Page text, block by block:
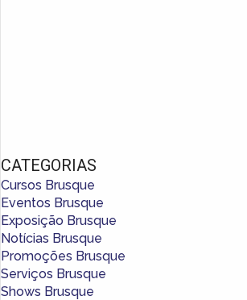
CATEGORIAS
Cursos Brusque
Eventos Brusque
Exposição Brusque
Notícias Brusque
Promoções Brusque
Serviços Brusque
Shows Brusque